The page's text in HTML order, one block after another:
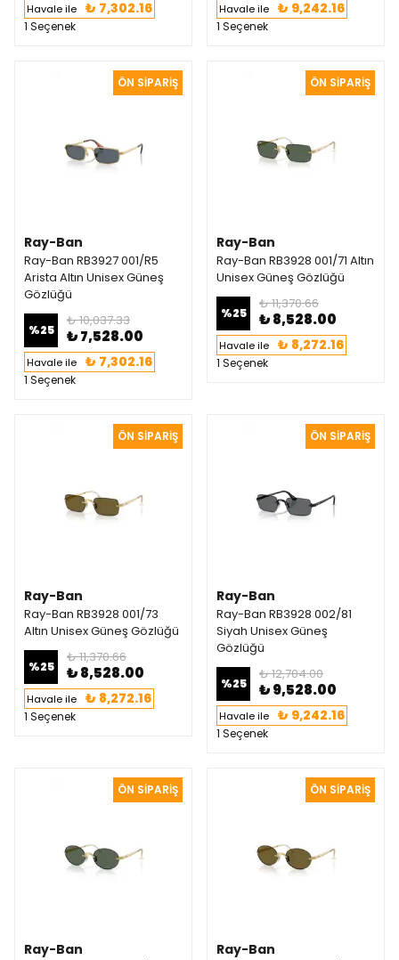
Havale ile ₺ 7,302.16
1 Seçenek
Havale ile ₺ 9,242.16
1 Seçenek
Ray-Ban
Ray-Ban RB3927 001/R5
Arista Altın Unisex Güneş
Gözlüğü
%25
₺ 10,037.33
₺ 7,528.00
Havale ile ₺ 7,302.16
1 Seçenek
Ray-Ban
Ray-Ban RB3928 001/71 Altın
Unisex Güneş Gözlüğü
%25
₺ 11,370.66
₺ 8,528.00
Havale ile ₺ 8,272.16
1 Seçenek
Ray-Ban
Ray-Ban RB3928 001/73
Altın Unisex Güneş Gözlüğü
%25
₺ 11,370.66
₺ 8,528.00
Havale ile ₺ 8,272.16
1 Seçenek
Ray-Ban
Ray-Ban RB3928 002/81
Siyah Unisex Güneş
Gözlüğü
%25
₺ 12,704.00
₺ 9,528.00
Havale ile ₺ 9,242.16
1 Seçenek
Ray-Ban Ray-Ban